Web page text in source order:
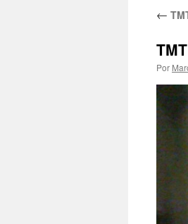
contenido
←
Por